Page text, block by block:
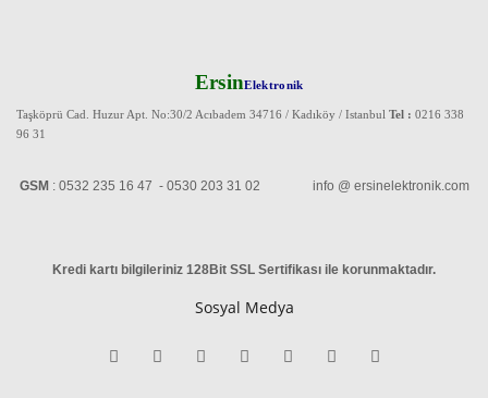
ErsinElektronik
Taşköprü Cad. Huzur Apt. No:30/2 Acıbadem 34716 / Kadıköy / Istanbul Tel : 0216 338
96 31
GSM : 0532 235 16 47 - 0530 203 31 02 info @ ersinelektronik.com
Kredi kartı bilgileriniz 128Bit SSL Sertifikası ile korunmaktadır.
Sosyal Medya